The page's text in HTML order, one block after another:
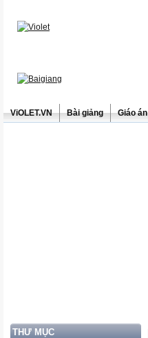
ViOLET.VN Bài giảng Giáo án
THƯ MỤC